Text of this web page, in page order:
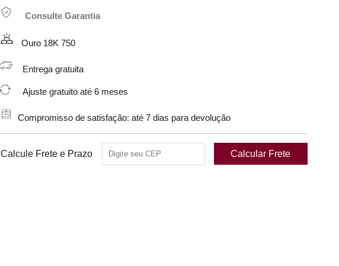
Consulte Garantia
Ouro 18K 750
Entrega gratuita
Ajuste gratuito até 6 meses
Compromisso de satisfação: até 7 dias para devolução
Calcule Frete e Prazo